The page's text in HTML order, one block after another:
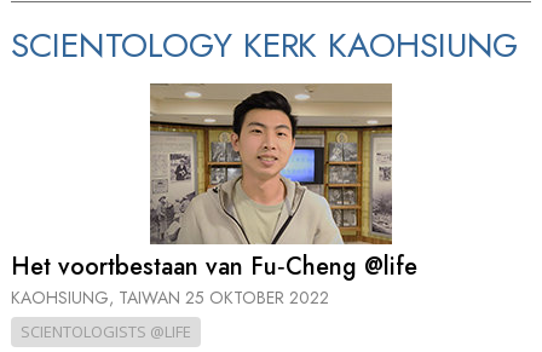
SCIENTOLOGY KERK KAOHSIUNG
Het voortbestaan van Fu‑Cheng @life
KAOHSIUNG, TAIWAN 25 OKTOBER 2022
SCIENTOLOGISTS @LIFE